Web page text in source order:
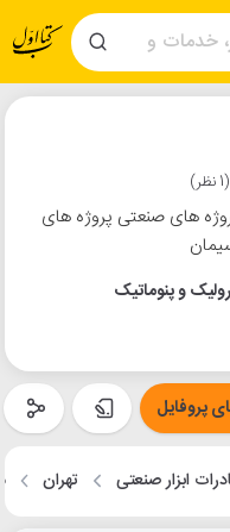
(1 نظر)
های صنعتی پروژه های
و پنوماتیک
پروفایل
ابزار صنعتی تهران